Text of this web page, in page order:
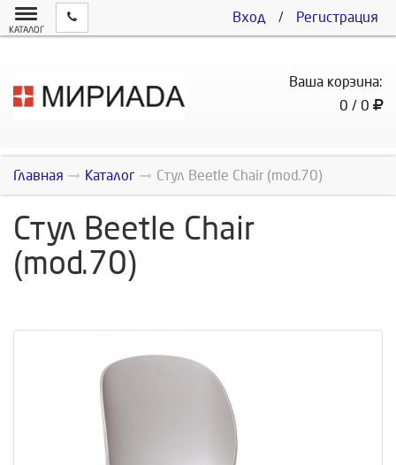
Вход / Регистрация
КАТАЛОГ
Ваша корзина:
0 / 0
Главная Каталог Стул Beetle Chair (mod.70)
Стул Beetle Chair
(mod.70)